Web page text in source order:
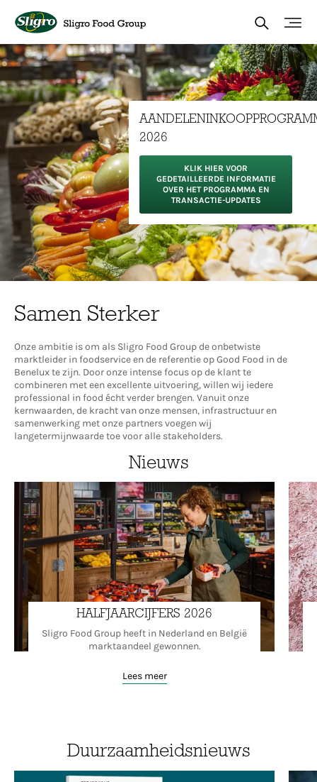
naar
de
inhoud
gaan
2026
KLIK HIER VOOR
GEDETAILLEERDE INFORMATIE
OVER HET PROGRAMMA EN
TRANSACTIE-UPDATES
Samen Sterker
Onze ambitie is om als Sligro Food Group de onbetwiste
marktleider in foodservice en de referentie op Good Food in de
Benelux te zijn. Door onze intense focus op de klant te
combineren met een excellente uitvoering, willen wij iedere
professional in food écht verder brengen. Vanuit onze
kernwaarden, de kracht van onze mensen, infrastructuur en
samenwerking met onze partners voegen wij
langetermijnwaarde toe voor alle stakeholders.
Nieuws
HALFJAARCIJFERS 2026
Sligro Food Group heeft in Nederland en België
marktaandeel gewonnen.
Lees meer
Duurzaamheidsnieuws